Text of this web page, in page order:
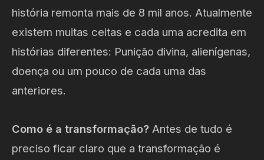
história remonta mais de 8 mil anos. Atualmente
existem muitas ceitas e cada uma acredita em
histórias diferentes: Punição divina, alienígenas,
doença ou um pouco de cada uma das
anteriores.
Como é a transformação? Antes de tudo é
preciso ficar claro que a transformação é